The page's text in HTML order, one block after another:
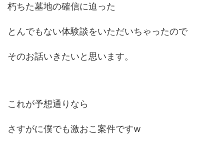
朽ちた墓地の確信に迫った
とんでもない体験談をいただいちゃったので
そのお話いきたいと思います。
これが予想通りなら
さすがに僕でも激おこ案件ですw